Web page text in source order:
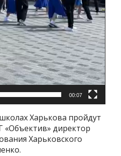
00:07
Харькова пройдут
«Объектив» директор
Харьковского